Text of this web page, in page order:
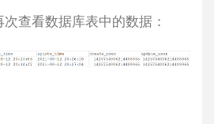
查看数据库表中的数据：